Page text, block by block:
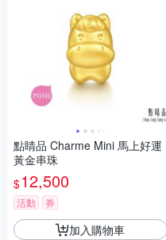
點睛品 Charme Mini 馬上好運
黃金串珠
$12,500
活動 券
加入購物車